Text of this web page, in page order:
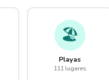
🏖️
Playas
111 lugares